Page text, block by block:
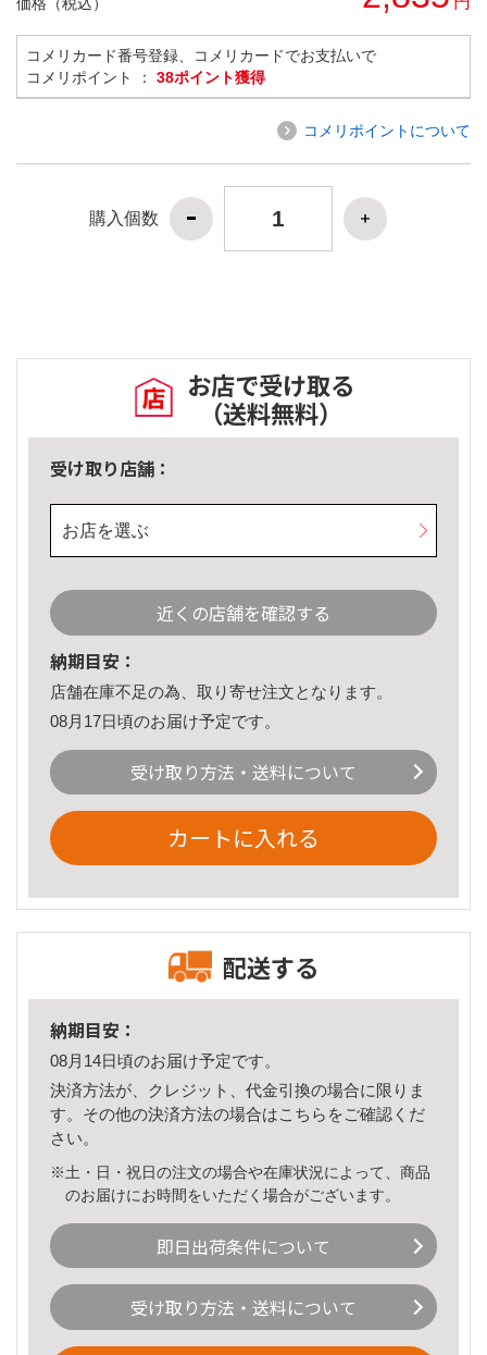
コメリカード番号登録、コメリカードでお支払いで
コメリポイント ： 38ポイント獲得
コメリポイントについて
購入個数
お店で受け取る
（送料無料）
受け取り店舗：
お店を選ぶ
近くの店舗を確認する
納期目安：
店舗在庫不足の為、取り寄せ注文となります。
08月17日頃のお届け予定です。
受け取り方法・送料について
カートに入れる
配送する
納期目安：
08月14日頃のお届け予定です。
決済方法が、クレジット、代金引換の場合に限りま
す。その他の決済方法の場合はこちら をご確認くだ
さい。
※土・日・祝日の注文の場合や在庫状況によって、商品
のお届けにお時間をいただく場合がございます。
即日出荷条件について
受け取り方法・送料について